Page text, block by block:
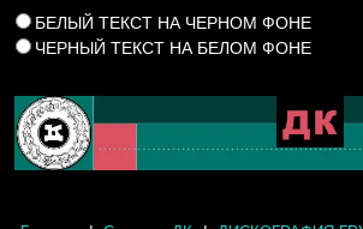
БЕЛЫЙ ТЕКСТ НА ЧЕРНОМ ФОНЕ
ЧЕРНЫЙ ТЕКСТ НА БЕЛОМ ФОНЕ